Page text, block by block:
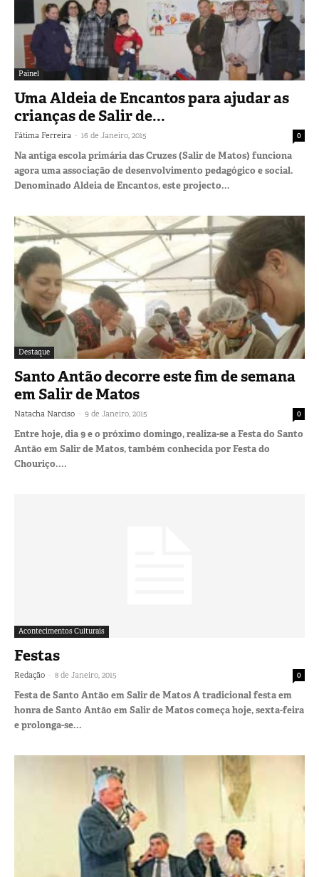
Painel
Uma Aldeia de Encantos para ajudar as
crianças de Salir de...
Fátima Ferreira - 16 de Janeiro, 2015 0
Na antiga escola primária das Cruzes (Salir de Matos) funciona
agora uma associação de desenvolvimento pedagógico e social.
Denominado Aldeia de Encantos, este projecto...
Destaque
Santo Antão decorre este fim de semana
em Salir de Matos
Natacha Narciso - 9 de Janeiro, 2015 0
Entre hoje, dia 9 e o próximo domingo, realiza-se a Festa do Santo
Antão em Salir de Matos, também conhecida por Festa do
Chouriço....
Acontecimentos Culturais
Festas
Redação - 8 de Janeiro, 2015 0
Festa de Santo Antão em Salir de Matos A tradicional festa em
honra de Santo Antão em Salir de Matos começa hoje, sexta-feira
e prolonga-se...